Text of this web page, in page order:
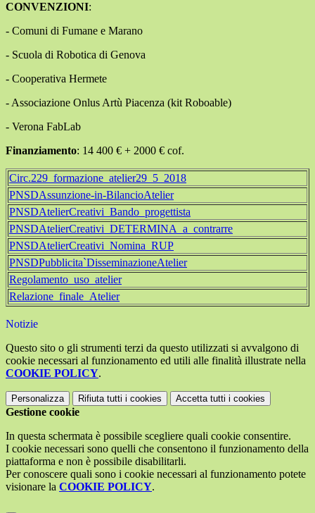
CONVENZIONI:
- Comuni di Fumane e Marano
- Scuola di Robotica di Genova
- Cooperativa Hermete
- Associazione Onlus Artù Piacenza (kit Roboable)
- Verona FabLab
Finanziamento: 14 400 € + 2000 € cof.
Circ.229_formazione_atelier29_5_2018
PNSDAssunzione-in-BilancioAtelier
PNSDAtelierCreativi_Bando_progettista
PNSDAtelierCreativi_DETERMINA_a_contrarre
PNSDAtelierCreativi_Nomina_RUP
PNSDPubblicita`DisseminazioneAtelier
Regolamento_uso_atelier
Relazione_finale_Atelier
Notizie
Questo sito o gli strumenti terzi da questo utilizzati si avvalgono di
cookie necessari al funzionamento ed utili alle finalità illustrate nella
COOKIE POLICY.
Personalizza Rifiuta tutti i cookies Accetta tutti i cookies
Gestione cookie
In questa schermata è possibile scegliere quali cookie consentire.
I cookie necessari sono quelli che consentono il funzionamento della
piattaforma e non è possibile disabilitarli.
Per conoscere quali sono i cookie necessari al funzionamento potete
visionare la COOKIE POLICY.